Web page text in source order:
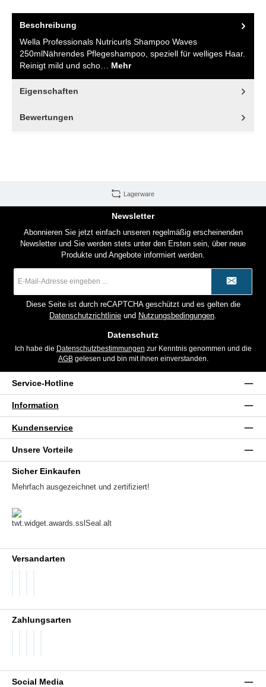
Beschreibung
Wella Professionals Nutricurls Shampoo Waves
250mlNährendes Pflegeshampoo, speziell für welliges Haar.
Reinigt mild und scho…
Mehr
Eigenschaften
Bewertungen
Lagerware
Newsletter
Abonnieren Sie jetzt einfach unseren regelmäßig erscheinenden
Newsletter und Sie werden stets unter den Ersten sein, über neue
Produkte und Angebote informiert werden.
Mail-
Diese Seite ist durch reCAPTCHA geschützt und es gelten die
Datenschutzrichtlinie und Nutzungsbedingungen
Datenschutz
Ich habe die Datenschutzbestimmungen
AGBgelesen und bin mit ihnen einverstanden.
Service-Hotline
Information
Kundenservice
Unsere Vorteile
Sicher Einkaufen
Mehrfach ausgezeichnet und zertifiziert!
Versandarten
Zahlungsarten
Social Media